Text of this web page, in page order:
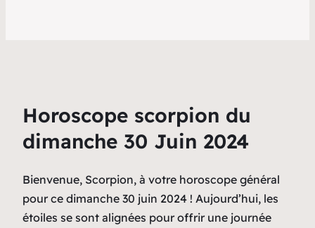
Horoscope scorpion du
dimanche 30 Juin 2024
Bienvenue, Scorpion, à votre horoscope général
pour ce dimanche 30 juin 2024 ! Aujourd’hui, les
étoiles se sont alignées pour offrir une journée